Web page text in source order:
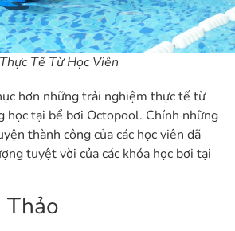
Tế Từ Học Viên
hơn những trải nghiệm thực tế từ
học tại bể bơi Octopool. Chính những
thành công của các học viên đã
tuyệt vời của các khóa học bơi tại
Thảo